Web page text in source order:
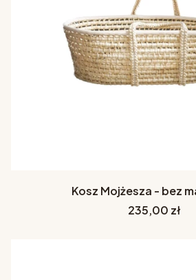
Kosz Mojżesza - bez
Cena
235,00 zł